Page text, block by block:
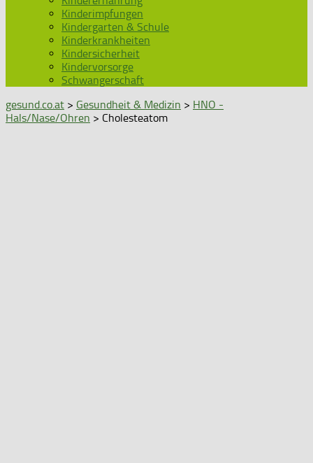
Kinderimpfungen
Kindergarten & Schule
Kinderkrankheiten
Kindersicherheit
Kindervorsorge
Schwangerschaft
gesund.co.at > Gesundheit & Medizin > HNO -
Hals/Nase/Ohren > Cholesteatom